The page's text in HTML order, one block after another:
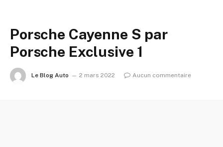
Porsche Cayenne S par
Porsche Exclusive 1
Le Blog Auto 2 mars 2022 Aucun commentaire